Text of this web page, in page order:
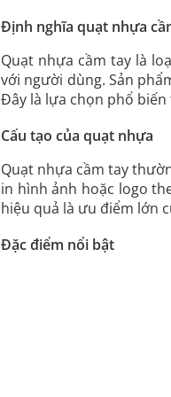
Định nghĩa quạt nhựa
Quạt nhựa cầm tay là
với người dùng. Sản
Đây là lựa chọn phổ
Cấu tạo của quạt nhựa
Quạt nhựa cầm tay
in hình ảnh hoặc logo
hiệu quả là ưu điểm lớn
Đặc điểm nổi bật